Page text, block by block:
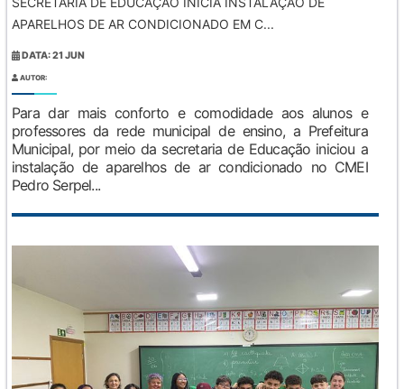
APARELHOS DE AR CONDICIONADO EM C...
DATA: 21 JUN
AUTOR:
Para dar mais conforto e comodidade aos alunos e
professores da rede municipal de ensino, a Prefeitura
Municipal, por meio da secretaria de Educação iniciou a
instalação de aparelhos de ar condicionado no CMEI
Pedro Serpel...